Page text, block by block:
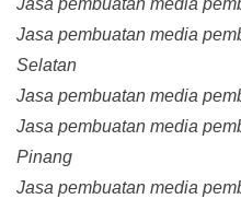
Jasa pembuatan media
Jasa pembuatan media
Selatan
Jasa pembuatan media
Jasa pembuatan media
Pinang
Jasa pembuatan media